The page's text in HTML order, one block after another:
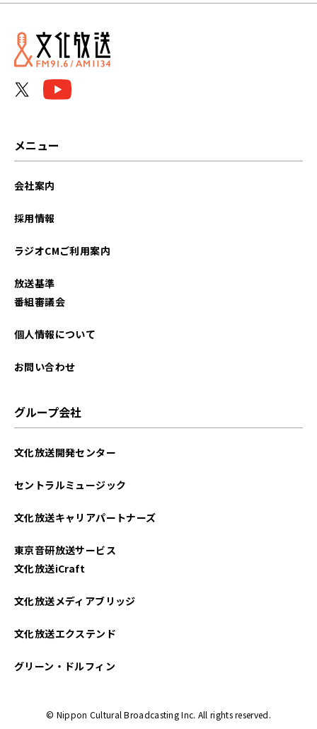
2024年02月
2024年01月
2023年03月
2022年12月
2022年07月
2022年06月
2022年05月
メニュー
会社案内
採用情報
ラジオCMご利用案内
放送基準
番組審議会
個人情報について
お問い合わせ
グループ会社
文化放送開発センター
セントラルミュージック
文化放送キャリアパートナーズ
東京音研放送サービス
文化放送iCraft
文化放送メディアブリッジ
文化放送エクステンド
グリーン・ドルフィン
© Nippon Cultural Broadcasting Inc. All rights reserved.